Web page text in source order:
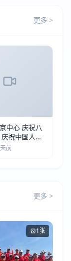
更多 >
中心 庆祝八
祝中国人民
99周年
前
更多 >
1张